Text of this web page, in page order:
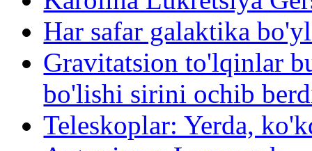
Har safar galaktika
Gravitatsion to'lqinlar
bo'lishi sirini ochib
Teleskoplar: Yerda,